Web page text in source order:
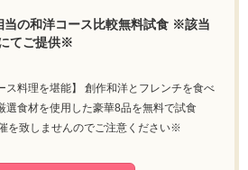
当の和洋コース比較無料試食 ※該当
てご提供※
ス料理を堪能】 創作和洋とフレンチを食べ
選食材を使用した豪華8品を無料で試食
を致しませんのでご注意ください※